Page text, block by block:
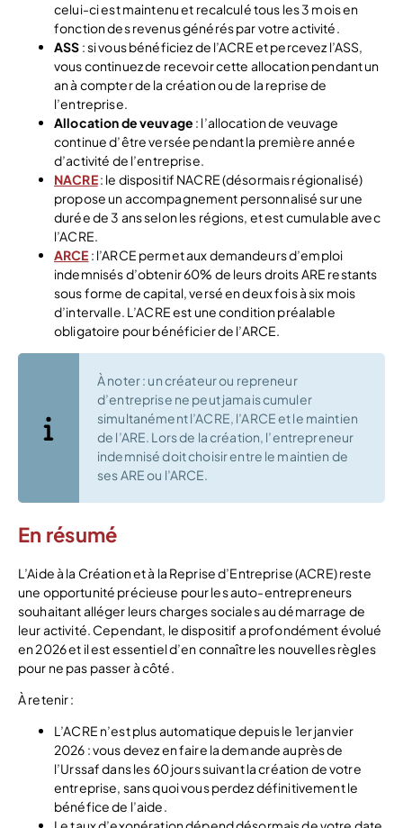
celui-ci est maintenu et recalculé tous les 3 mois en
fonction des revenus générés par votre activité.
ASS : si vous bénéficiez de l’ACRE et percevez l’ASS,
vous continuez de recevoir cette allocation pendant un
an à compter de la création ou de la reprise de
l’entreprise.
Allocation de veuvage : l’allocation de veuvage
continue d’être versée pendant la première année
d’activité de l’entreprise.
NACRE: le dispositif NACRE (désormais régionalisé)
propose un accompagnement personnalisé sur une
durée de 3 ans selon les régions, et est cumulable avec
l’ACRE.
ARCE : l’ARCE permet aux demandeurs d’emploi
indemnisés d’obtenir 60% de leurs droits ARE restants
sous forme de capital, versé en deux fois à six mois
d’intervalle. L’ACRE est une condition préalable
obligatoire pour bénéficier de l’ARCE.
À noter : un créateur ou repreneur
d’entreprise ne peut jamais cumuler
simultanément l’ACRE, l’ARCE et le maintien
de l’ARE. Lors de la création, l’entrepreneur
indemnisé doit choisir entre le maintien de
ses ARE ou l’ARCE.
En résumé
L’Aide à la Création et à la Reprise d’Entreprise (ACRE) reste
une opportunité précieuse pour les auto-entrepreneurs
souhaitant alléger leurs charges sociales au démarrage de
leur activité. Cependant, le dispositif a profondément évolué
en 2026 et il est essentiel d’en connaître les nouvelles règles
pour ne pas passer à côté.
À retenir :
L’ACRE n’est plus automatique depuis le 1er janvier
2026 : vous devez en faire la demande auprès de
l’Urssaf dans les 60 jours suivant la création de votre
entreprise, sans quoi vous perdez définitivement le
bénéfice de l’aide.